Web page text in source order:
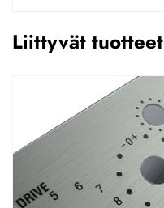
Liittyvät tuotteet